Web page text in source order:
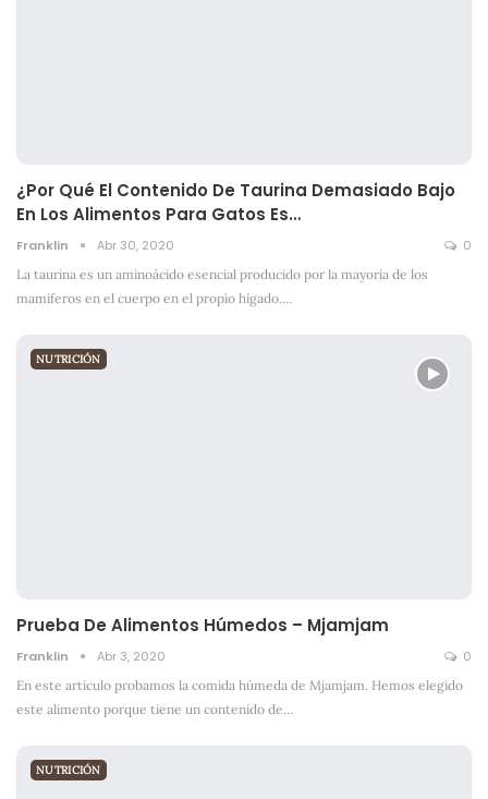
¿Por Qué El Contenido De Taurina Demasiado Bajo
En Los Alimentos Para Gatos Es…
Franklin Abr 30, 2020 0
La taurina es un aminoácido esencial producido por la mayoría de los
mamíferos en el cuerpo en el propio hígado.…
NUTRICIÓN
Prueba De Alimentos Húmedos – Mjamjam
Franklin Abr 3, 2020 0
En este artículo probamos la comida húmeda de Mjamjam. Hemos elegido
este alimento porque tiene un contenido de…
NUTRICIÓN